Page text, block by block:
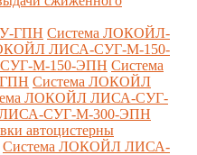
ГПН Система ЛОКОЙЛ-
ЛИСА-СУГ-М-150-
М-150-ЭПН Система
Система ЛОКОЙЛ
ЛОКОЙЛ ЛИСА-СУГ-
СУГ-М-300-ЭПН
автоцистерны
Система ЛОКОЙЛ ЛИСА-